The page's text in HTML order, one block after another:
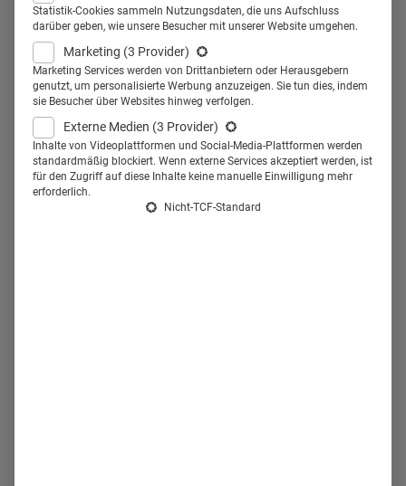
Statistik-Cookies sammeln Nutzungsdaten, die uns Aufschluss
darüber geben, wie unsere Besucher mit unserer Website umgehen.
Marketing (3 Provider)
Marketing Services werden von Drittanbietern oder Herausgebern
genutzt, um personalisierte Werbung anzuzeigen. Sie tun dies, indem
sie Besucher über Websites hinweg verfolgen.
Externe Medien (3 Provider)
Inhalte von Videoplattformen und Social-Media-Plattformen werden
standardmäßig blockiert. Wenn externe Services akzeptiert werden, ist
für den Zugriff auf diese Inhalte keine manuelle Einwilligung mehr
erforderlich.
Nicht-TCF-Standard